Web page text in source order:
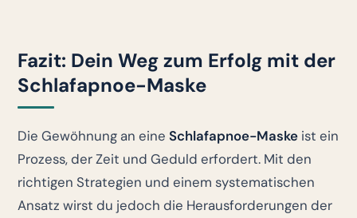
Fazit: Dein Weg zum Erfolg mit der
Schlafapnoe-Maske
Die Gewöhnung an eine Schlafapnoe-Maske ist ein
Prozess, der Zeit und Geduld erfordert. Mit den
richtigen Strategien und einem systematischen
Ansatz wirst du jedoch die Herausforderungen der